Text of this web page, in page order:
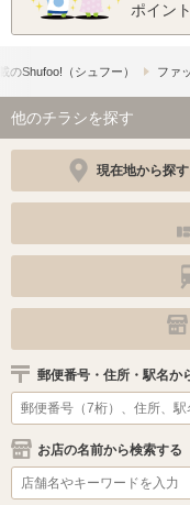
ポイン
の​Shufoo!​（シュフー） ファ
他のチラシを探す
現在地から探す
郵便番号・住所・駅名か
お店の名前から検索する